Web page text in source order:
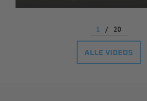
1 / 20
ALLE VIDEOS